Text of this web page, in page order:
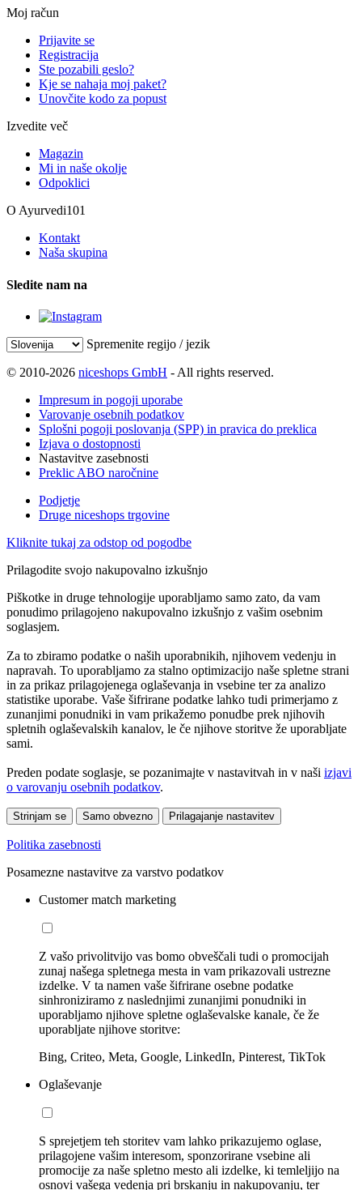
Moj račun
Prijavite se
Registracija
Ste pozabili geslo?
Kje se nahaja moj paket?
Unovčite kodo za popust
Izvedite več
Magazin
Mi in naše okolje
Odpoklici
O Ayurvedi101
Kontakt
Naša skupina
Sledite nam na
Spremenite regijo / jezik
© 2010-2026 niceshops GmbH - All rights reserved.
Impresum in pogoji uporabe
Varovanje osebnih podatkov
Splošni pogoji poslovanja (SPP) in pravica do preklica
Izjava o dostopnosti
Nastavitve zasebnosti
Preklic ABO naročnine
Podjetje
Druge niceshops trgovine
Kliknite tukaj za odstop od pogodbe
Prilagodite svojo nakupovalno izkušnjo
Piškotke in druge tehnologije uporabljamo samo zato, da vam
ponudimo prilagojeno nakupovalno izkušnjo z vašim osebnim
soglasjem.
Za to zbiramo podatke o naših uporabnikih, njihovem vedenju in
napravah. To uporabljamo za stalno optimizacijo naše spletne strani
in za prikaz prilagojenega oglaševanja in vsebine ter za analizo
statistike uporabe. Vaše šifrirane podatke lahko tudi primerjamo z
zunanjimi ponudniki in vam prikažemo ponudbe prek njihovih
spletnih oglaševalskih kanalov, le če njihove storitve že uporabljate
sami.
Preden podate soglasje, se pozanimajte v nastavitvah in v naši izjavi
o varovanju osebnih podatkov.
Strinjam se Samo obvezno Prilagajanje nastavitev
Politika zasebnosti
Posamezne nastavitve za varstvo podatkov
Customer match marketing
Z vašo privolitvijo vas bomo obveščali tudi o promocijah
zunaj našega spletnega mesta in vam prikazovali ustrezne
izdelke. V ta namen vaše šifrirane osebne podatke
sinhroniziramo z naslednjimi zunanjimi ponudniki in
uporabljamo njihove spletne oglaševalske kanale, če že
uporabljate njihove storitve:
Bing, Criteo, Meta, Google, LinkedIn, Pinterest, TikTok
Oglaševanje
S sprejetjem teh storitev vam lahko prikazujemo oglase,
prilagojene vašim interesom, sponzorirane vsebine ali
promocije za naše spletno mesto ali izdelke, ki temleljijo na
osnovi vašega vedenja pri brskanju in nakupovanju, ter